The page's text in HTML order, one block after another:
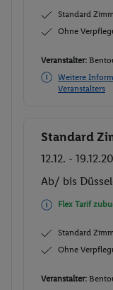
Standard
Ohne
Veranstalter:
Weitere
Veranstalters
Buchen
Standard
12.12. -
Ab/ bis
Flex Tarif
Standard
Ohne
Veranstalter: